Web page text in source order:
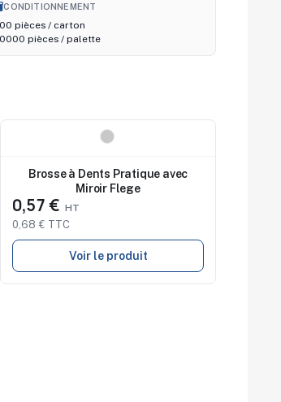
CONDITIONNEMENT
pièces / carton
pièces / palette
Brosse à Dents Pratique avec
Miroir Flege
0,57 €
0,68 € TTC
Voir le produit